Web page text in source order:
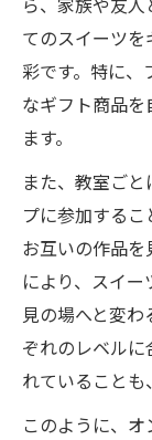
ら、家族や友
てのスイーツ
彩です。特に
なギフト商品
ます。
また、教室ご
プに参加するこ
お互いの作品
により、スイ
見の場へと変
ぞれのレベル
れていることも
このように、